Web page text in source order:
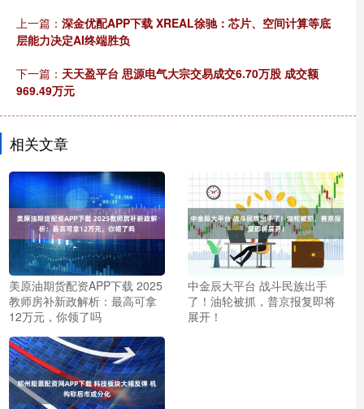
上一篇： 深金优配APP下载 XREAL徐驰：芯片、空间计算等底
层能力决定AI终端胜负
下一篇： 天天盈平台 思源电气大宗交易成交6.70万股 成交额
969.49万元
相关文章
美原油期货配资APP下载 2025
教师房补新政解析：最高可拿
12万元，你领了吗
中金辰大平台 战斗民族出手
了！油轮被抓，普京报复即将
展开！